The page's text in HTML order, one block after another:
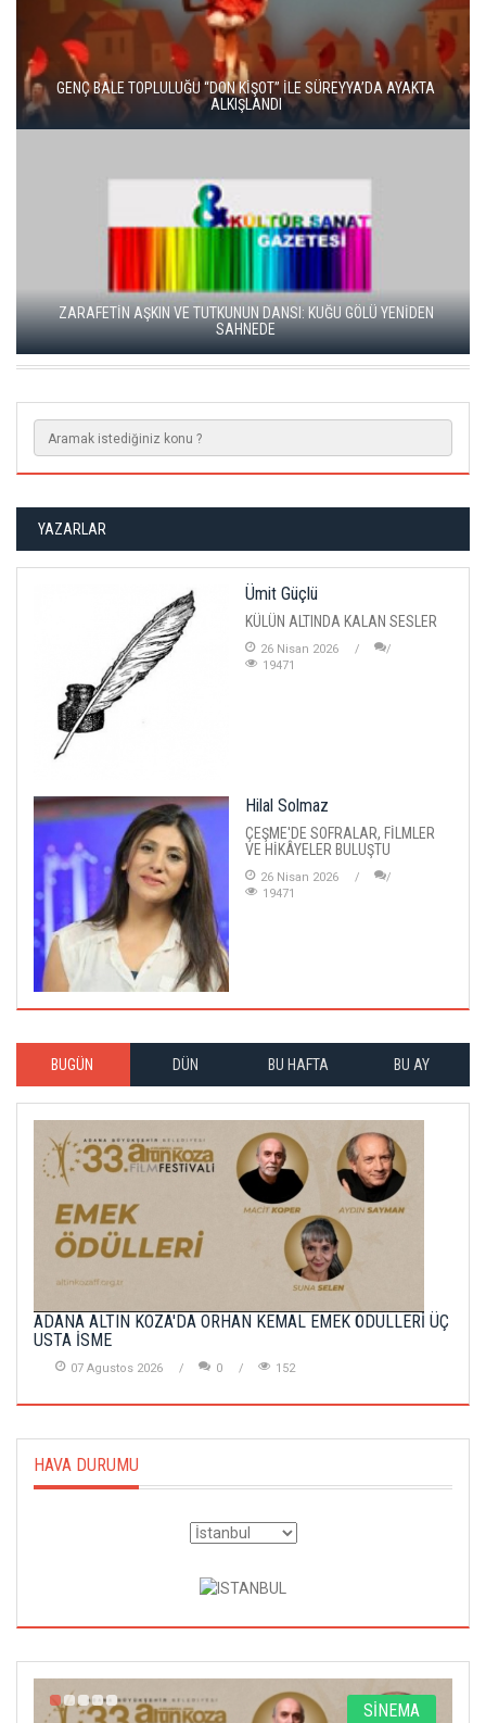
LA TRAVİATA, SAHNEDE BÜYÜLEYİCİ BİR GECE YARATTI
“BALLET FOR LIFE” 7-8 MART’TA TÜRKİYE’DE İLK KEZ
SAHNELEYECEK
YAZARLAR
Ümit Güçlü
KÜLÜN ALTINDA KALAN SESLER
26 Nisan 2026
19471
Hilal Solmaz
ÇEŞME'DE SOFRALAR, FİLMLER
VE HİKÂYELER BULUŞTU
26 Nisan 2026
19471
BUGÜN DÜN BU HAFTA BU AY
ADANA ALTIN KOZA'DA ORHAN KEMAL EMEK ÖDÜLLERİ ÜÇ
USTA İSME
07 Agustos 2026 0 152
HAVA DURUMU
SİNEMA